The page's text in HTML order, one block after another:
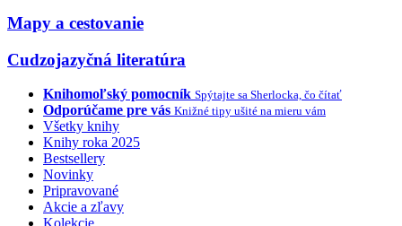
Mapy a cestovanie
Cudzojazyčná literatúra
Knihomoľský pomocník Spýtajte sa Sherlocka, čo čítať
Odporúčame pre vás Knižné tipy ušité na mieru vám
Všetky knihy
Knihy roka 2025
Bestsellery
Novinky
Pripravované
Akcie a zľavy